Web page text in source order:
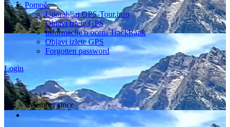
Pomoč
Uporabljaj GPS-Tour.info
Objavi izlete GPS
Informacije o oceni TrackRank
Objavi izlete GPS
Forgotten password
Login
Member since